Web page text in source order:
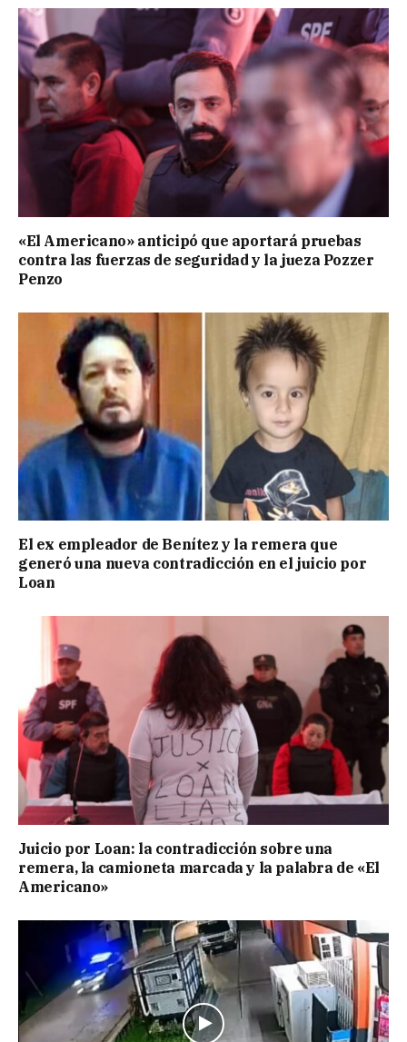
«El Americano» anticipó que aportará pruebas
contra las fuerzas de seguridad y la jueza Pozzer
Penzo
El ex empleador de Benítez y la remera que
generó una nueva contradicción en el juicio por
Loan
Juicio por Loan: la contradicción sobre una
remera, la camioneta marcada y la palabra de «El
Americano»